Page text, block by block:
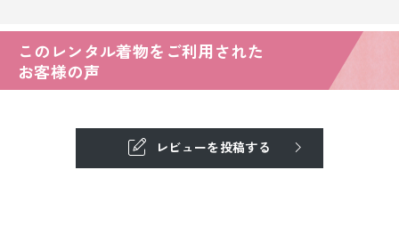
このレンタル着物をご利用された
お客様の声
レビューを投稿する